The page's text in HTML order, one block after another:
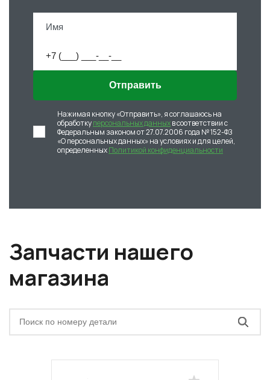
Отправить
Нажимая кнопку «Отправить», я соглашаюсь на
обработкуперсональных данныхв соответствии с
Федеральным законом от 27.07.2006 года № 152-ФЗ
«О персональных данных» на условиях и для целей,
определенныхПолитикой конфиденциальности
Запчасти нашего
магазина